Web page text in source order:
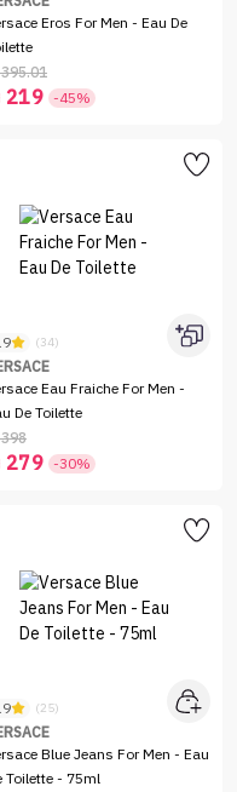
Eros For Men - Eau De
219 -45%
(34)
Eau Fraiche For Men -
De Toilette
279 -30%
(25)
Blue Jeans For Men - Eau
Toilette - 75ml